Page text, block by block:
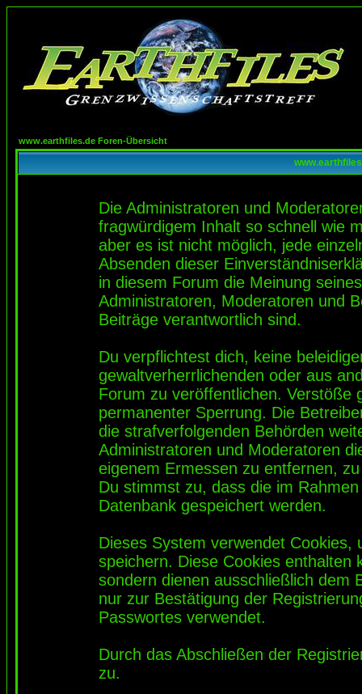
www.earthfiles.de Foren-Übersicht
Die Administratoren und
fragwürdigem Inhalt so schnell wie
aber es ist nicht möglich, jede
Absenden dieser
in diesem Forum die Meinung
Administratoren, Moderatoren und
Beiträge verantwortlich sind.
Du verpflichtest dich, keine
gewaltverherrlichenden oder aus
Forum zu veröffentlichen. Verstöße
permanenter Sperrung. Die
die strafverfolgenden Behörden
Administratoren und Moderatoren
eigenem Ermessen zu entfernen,
Du stimmst zu, dass die im
Datenbank gespeichert werden.
Dieses System verwendet
speichern. Diese Cookies enthalten
sondern dienen ausschließlich dem
nur zur Bestätigung der
Passwortes verwendet.
Durch das Abschließen der
zu.